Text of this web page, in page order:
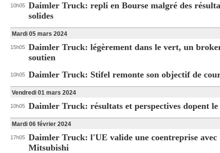
10h05 Daimler Truck: repli en Bourse malgré des
solides
Mardi 05 mars 2024
15h05 Daimler Truck: légèrement dans le vert, un
soutien
10h05 Daimler Truck: Stifel remonte son objectif de
Vendredi 01 mars 2024
10h05 Daimler Truck: résultats et perspectives dopent
Mardi 06 février 2024
17h05 Daimler Truck: l'UE valide une coentreprise avec
Mitsubishi